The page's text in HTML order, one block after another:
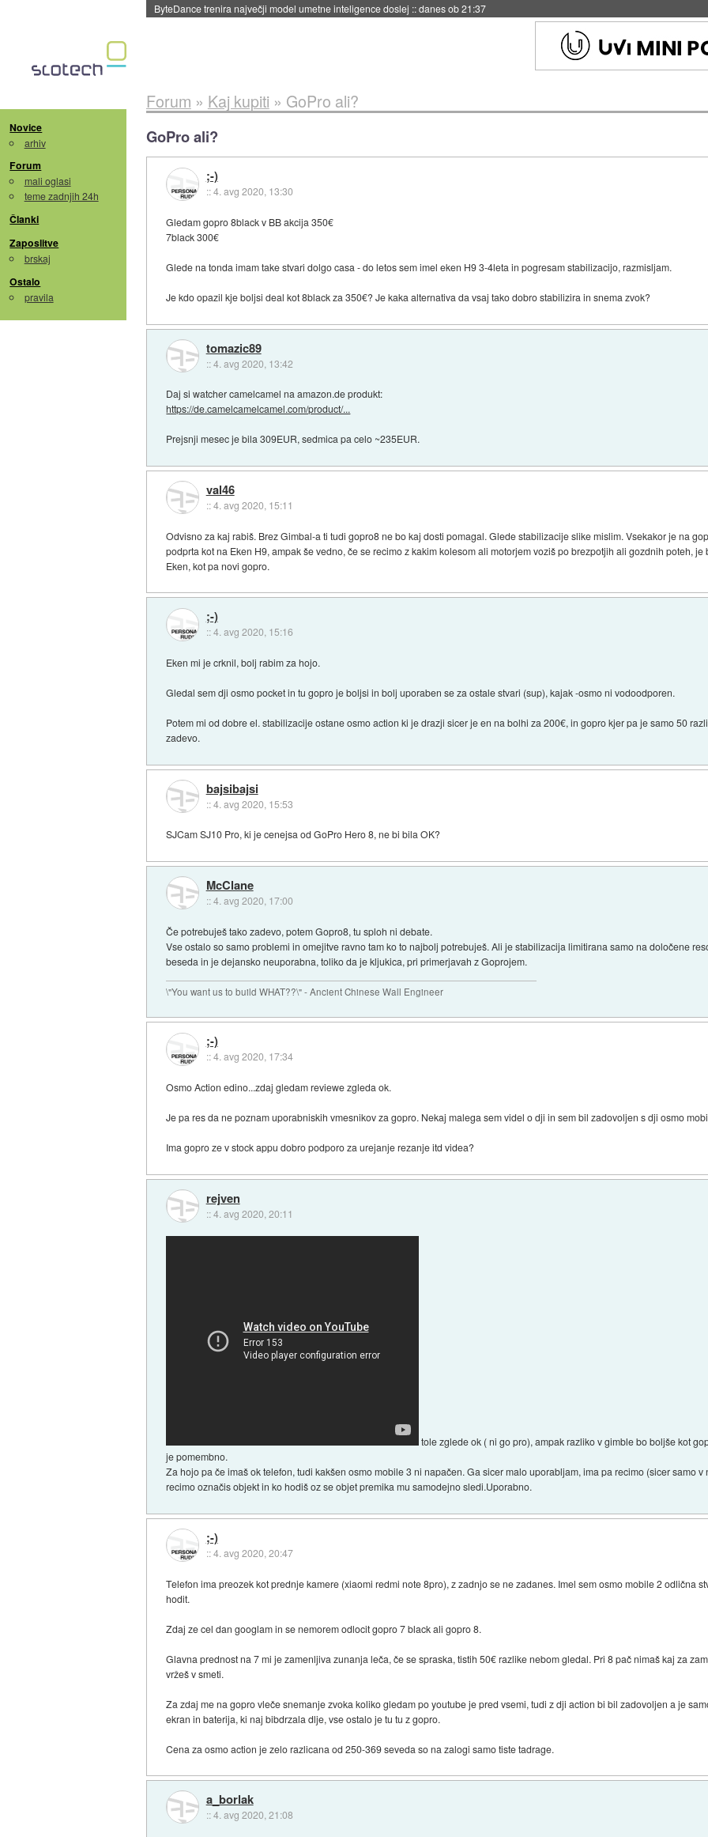
Spletne strani začele streči oglase za agente umetne inteligence::danes ob 21:23
Novice
arhiv
Forum
mali oglasi
teme zadnjih 24h
Članki
Zaposlitve
brskaj
Ostalo
pravila
Forum » Kaj kupiti » GoPro ali?
GoPro ali?
;-)
::4. avg 2020, 13:30
Gledam gopro 8black v BB akcija 350€
7black 300€
Glede na tonda imam take stvari dolgo casa - do letos sem imel eken H9 3-4leta in pogresam stabilizacijo, razmisljam.
Je kdo opazil kje boljsi deal kot 8black za 350€? Je kaka alternativa da vsaj tako dobro stabilizira in snema zvok?
tomazic89
::4. avg 2020, 13:42
Daj si watcher camelcamel na amazon.de produkt:
https://de.camelcamelcamel.com/product/...
Prejsnji mesec je bila 309EUR, sedmica pa celo ~235EUR.
val46
::4. avg 2020, 15:11
Odvisno za kaj rabiš. Brez Gimbal-a ti tudi gopro8 ne bo kaj dosti pomagal. Glede stabilizacije slike mislim. Vsekakor je na
podprta kot na Eken H9, ampak še vedno, če se recimo z kakim kolesom ali motorjem voziš po brezpotjih ali gozdnih poteh,
Eken, kot pa novi gopro.
;-)
::4. avg 2020, 15:16
Eken mi je crknil, bolj rabim za hojo.
Gledal sem dji osmo pocket in tu gopro je boljsi in bolj uporaben se za ostale stvari (sup), kajak -osmo ni vodoodporen.
Potem mi od dobre el. stabilizacije ostane osmo action ki je drazji sicer je en na bolhi za 200€, in gopro kjer pa je samo 50
zadevo.
bajsibajsi
::4. avg 2020, 15:53
SJCam SJ10 Pro, ki je cenejsa od GoPro Hero 8, ne bi bila OK?
McClane
::4. avg 2020, 17:00
Če potrebuješ tako zadevo, potem Gopro8, tu sploh ni debate.
Vse ostalo so samo problemi in omejitve ravno tam ko to najbolj potrebuješ. Ali je stabilizacija limitirana samo na določene
beseda in je dejansko neuporabna, toliko da je kljukica, pri primerjavah z Goprojem.
\"You want us to build WHAT??\" - Ancient Chinese Wall Engineer
;-)
::4. avg 2020, 17:34
Osmo Action edino...zdaj gledam reviewe zgleda ok.
Je pa res da ne poznam uporabniskih vmesnikov za gopro. Nekaj malega sem videl o dji in sem bil zadovoljen s dji osmo
Ima gopro ze v stock appu dobro podporo za urejanje rezanje itd videa?
rejven
::4. avg 2020, 20:11
tole zglede ok ( ni go pro), ampak razliko v gimble bo boljše kot
je pomembno.
Za hojo pa če imaš ok telefon, tudi kakšen osmo mobile 3 ni napačen. Ga sicer malo uporabljam, ima pa recimo (sicer samo
recimo označis objekt in ko hodiš oz se objet premika mu samodejno sledi.Uporabno.
;-)
::4. avg 2020, 20:47
Telefon ima preozek kot prednje kamere (xiaomi redmi note 8pro), z zadnjo se ne zadanes. Imel sem osmo mobile 2 odlična
hodit.
Zdaj ze cel dan googlam in se nemorem odlocit gopro 7 black ali gopro 8.
Glavna prednost na 7 mi je zamenljiva zunanja leča, če se spraska, tistih 50€ razlike nebom gledal. Pri 8 pač nimaš kaj za
vržeš v smeti.
Za zdaj me na gopro vleče snemanje zvoka koliko gledam po youtube je pred vsemi, tudi z dji action bi bil zadovoljen a je
ekran in baterija, ki naj bibdrzala dlje, vse ostalo je tu tu z gopro.
Cena za osmo action je zelo razlicana od 250-369 seveda so na zalogi samo tiste tadrage.
a_borlak
::4. avg 2020, 21:08